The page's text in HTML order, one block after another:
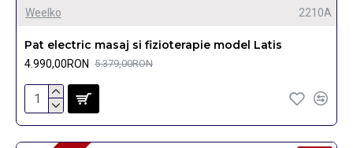
Weelko 2210A
Pat electric masaj si fizioterapie model Latis
4.990,00RON 5.379,00RON